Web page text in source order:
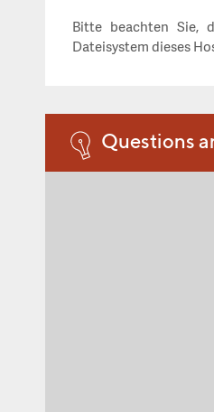
Bitte beachten Sie,
Dateisystem dieses
Questions